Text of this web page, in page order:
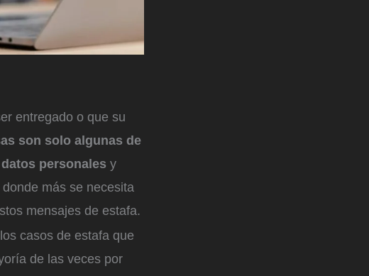
entregado o que su
son solo algunas de
personales y
más se necesita
mensajes de estafa.
casos de estafa que
de las veces por